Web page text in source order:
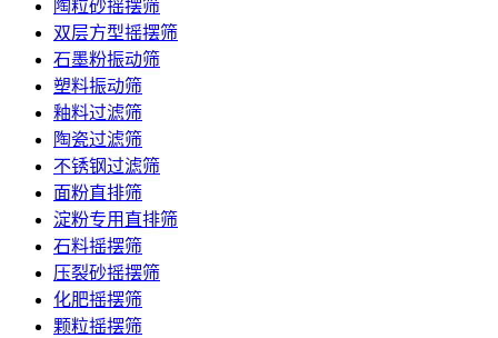
陶粒砂摇摆筛
双层方型摇摆筛
石墨粉振动筛
塑料振动筛
釉料过滤筛
陶瓷过滤筛
不锈钢过滤筛
面粉直排筛
淀粉专用直排筛
石料摇摆筛
压裂砂摇摆筛
化肥摇摆筛
颗粒摇摆筛